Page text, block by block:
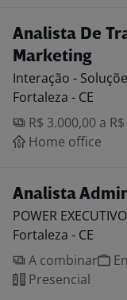
Analista De
Marketing
Interação -
Fortaleza - CE
R$ 3.000,00 a
Home office
Analista
POWER
Fortaleza - CE
A combinar
Presencial